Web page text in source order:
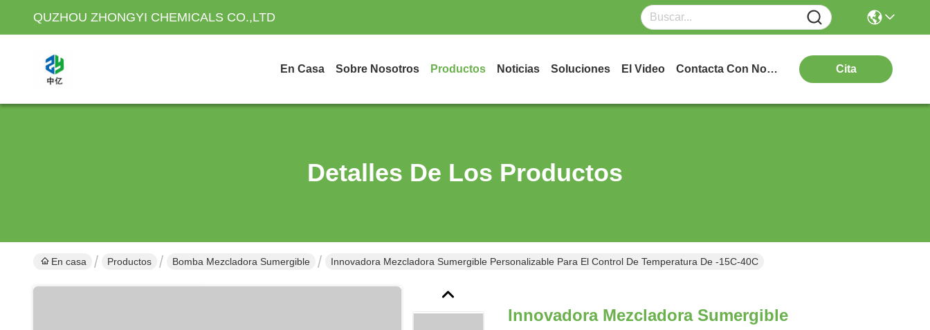
QUZHOU ZHONGYI CHEMICALS CO.,LTD
En Casa Sobre Nosotros Productos Noticias Soluciones El Video Contacta Con Nosotros Cita
Detalles De Los Productos
En casa Productos Bomba Mezcladora Sumergible Innovadora Mezcladora Sumergible Personalizable Para El Control De Temperatura De -15C-40C
Innovadora Mezcladora Sumergible